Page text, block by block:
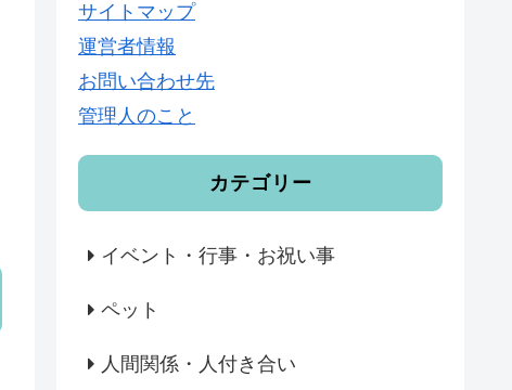
サイトマップ
運営者情報
お問い合わせ先
管理人のこと
カテゴリー
イベント・行事・お祝い事
ペット
人間関係・人付き合い